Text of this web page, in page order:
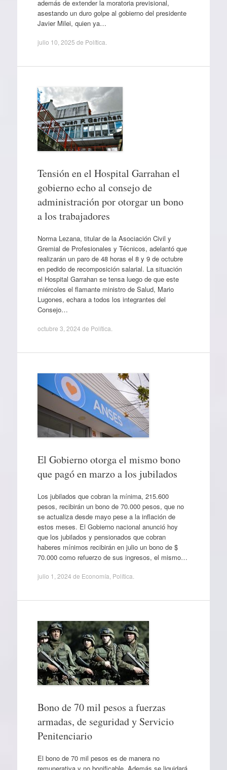
además de extender la moratoria previsional,
asestando un duro golpe al gobierno del presidente
Javier Milei, quien ya…
julio 10, 2025 de Política
Tensión en el Hospital Garrahan el
gobierno echo al consejo de
administración por otorgar un bono
a los trabajadores
Norma Lezana, titular de la Asociación Civil y
Gremial de Profesionales y Técnicos, adelantó que
realizarán un paro de 48 horas el 8 y 9 de octubre
en pedido de recomposición salarial. La situación
el Hospital Garrahan se tensa luego de que este
miércoles el flamante ministro de Salud, Mario
Lugones, echara a todos los integrantes del
Consejo…
octubre 3, 2024 de Política
El Gobierno otorga el mismo bono
que pagó en marzo a los jubilados
Los jubilados que cobran la mínima, 215.600
pesos, recibirán un bono de 70.000 pesos, que no
se actualiza desde mayo pese a la inflación de
estos meses. El Gobierno nacional anunció hoy
que los jubilados y pensionados que cobran
haberes mínimos recibirán en julio un bono de $
70.000 como refuerzo de sus ingresos, el mismo…
julio 1, 2024 de Economía Política
Bono de 70 mil pesos a fuerzas
armadas, de seguridad y Servicio
Penitenciario
El bono de 70 mil pesos es de manera no
remunerativa y no bonificable. Además se liquidará